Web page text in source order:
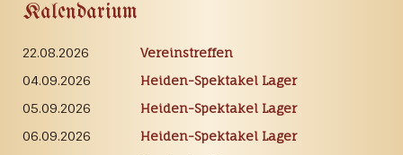
Kalendarium
22.08.2026
Vereinstreffen
04.09.2026
Heiden-Spektakel Lager
05.09.2026
Heiden-Spektakel Lager
06.09.2026
Heiden-Spektakel Lager